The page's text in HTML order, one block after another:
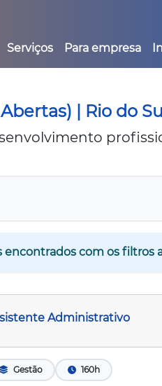
Serviços Para empresa
| Rio do Sul
encontrados com os filtros
Administrativo
Gestão 160h